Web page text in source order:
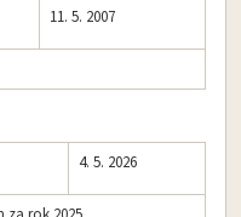
11. 5. 2007
4. 5. 2026